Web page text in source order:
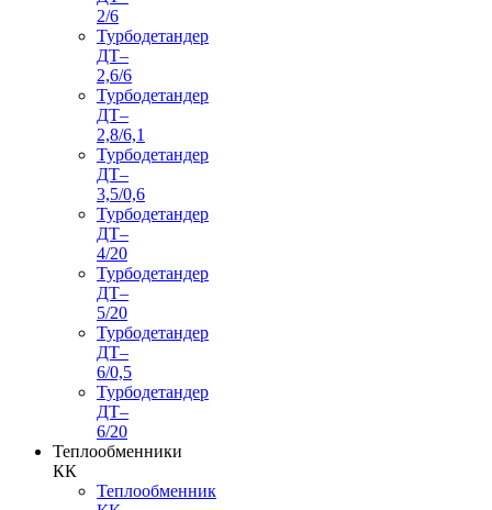
2/6
Турбодетандер
ДТ–
2,6/6
Турбодетандер
ДТ–
2,8/6,1
Турбодетандер
ДТ–
3,5/0,6
Турбодетандер
ДТ–
4/20
Турбодетандер
ДТ–
5/20
Турбодетандер
ДТ–
6/0,5
Турбодетандер
ДТ–
6/20
Теплообменники
КК
Теплообменник